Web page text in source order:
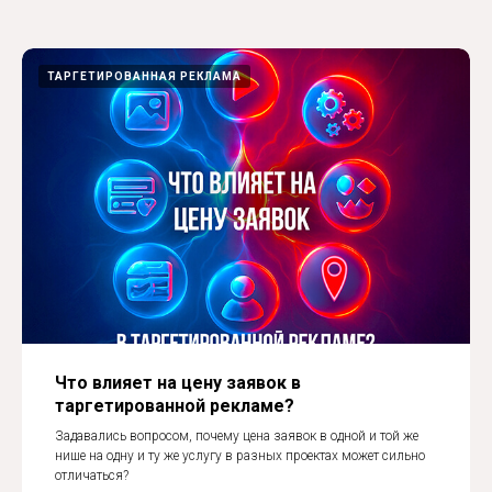
ТАРГЕТИРОВАННАЯ РЕКЛАМА
Что влияет на цену заявок в
таргетированной рекламе?
Задавались вопросом, почему цена заявок в одной и той же
нише на одну и ту же услугу в разных проектах может сильно
отличаться?